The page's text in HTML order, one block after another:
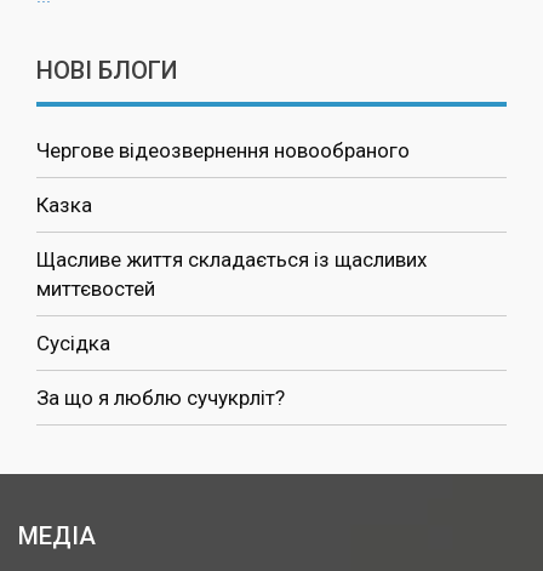
НОВІ БЛОГИ
Чергове відеозвернення новообраного
Казка
Щасливе життя складається із щасливих
миттєвостей
Сусідка
За що я люблю сучукрліт?
МЕДІА